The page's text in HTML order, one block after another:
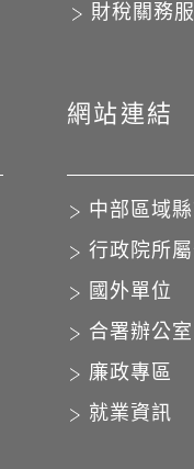
財稅關務
網站連結
中部區域
行政院所
國外單位
合署辦公室
廉政專區
就業資訊